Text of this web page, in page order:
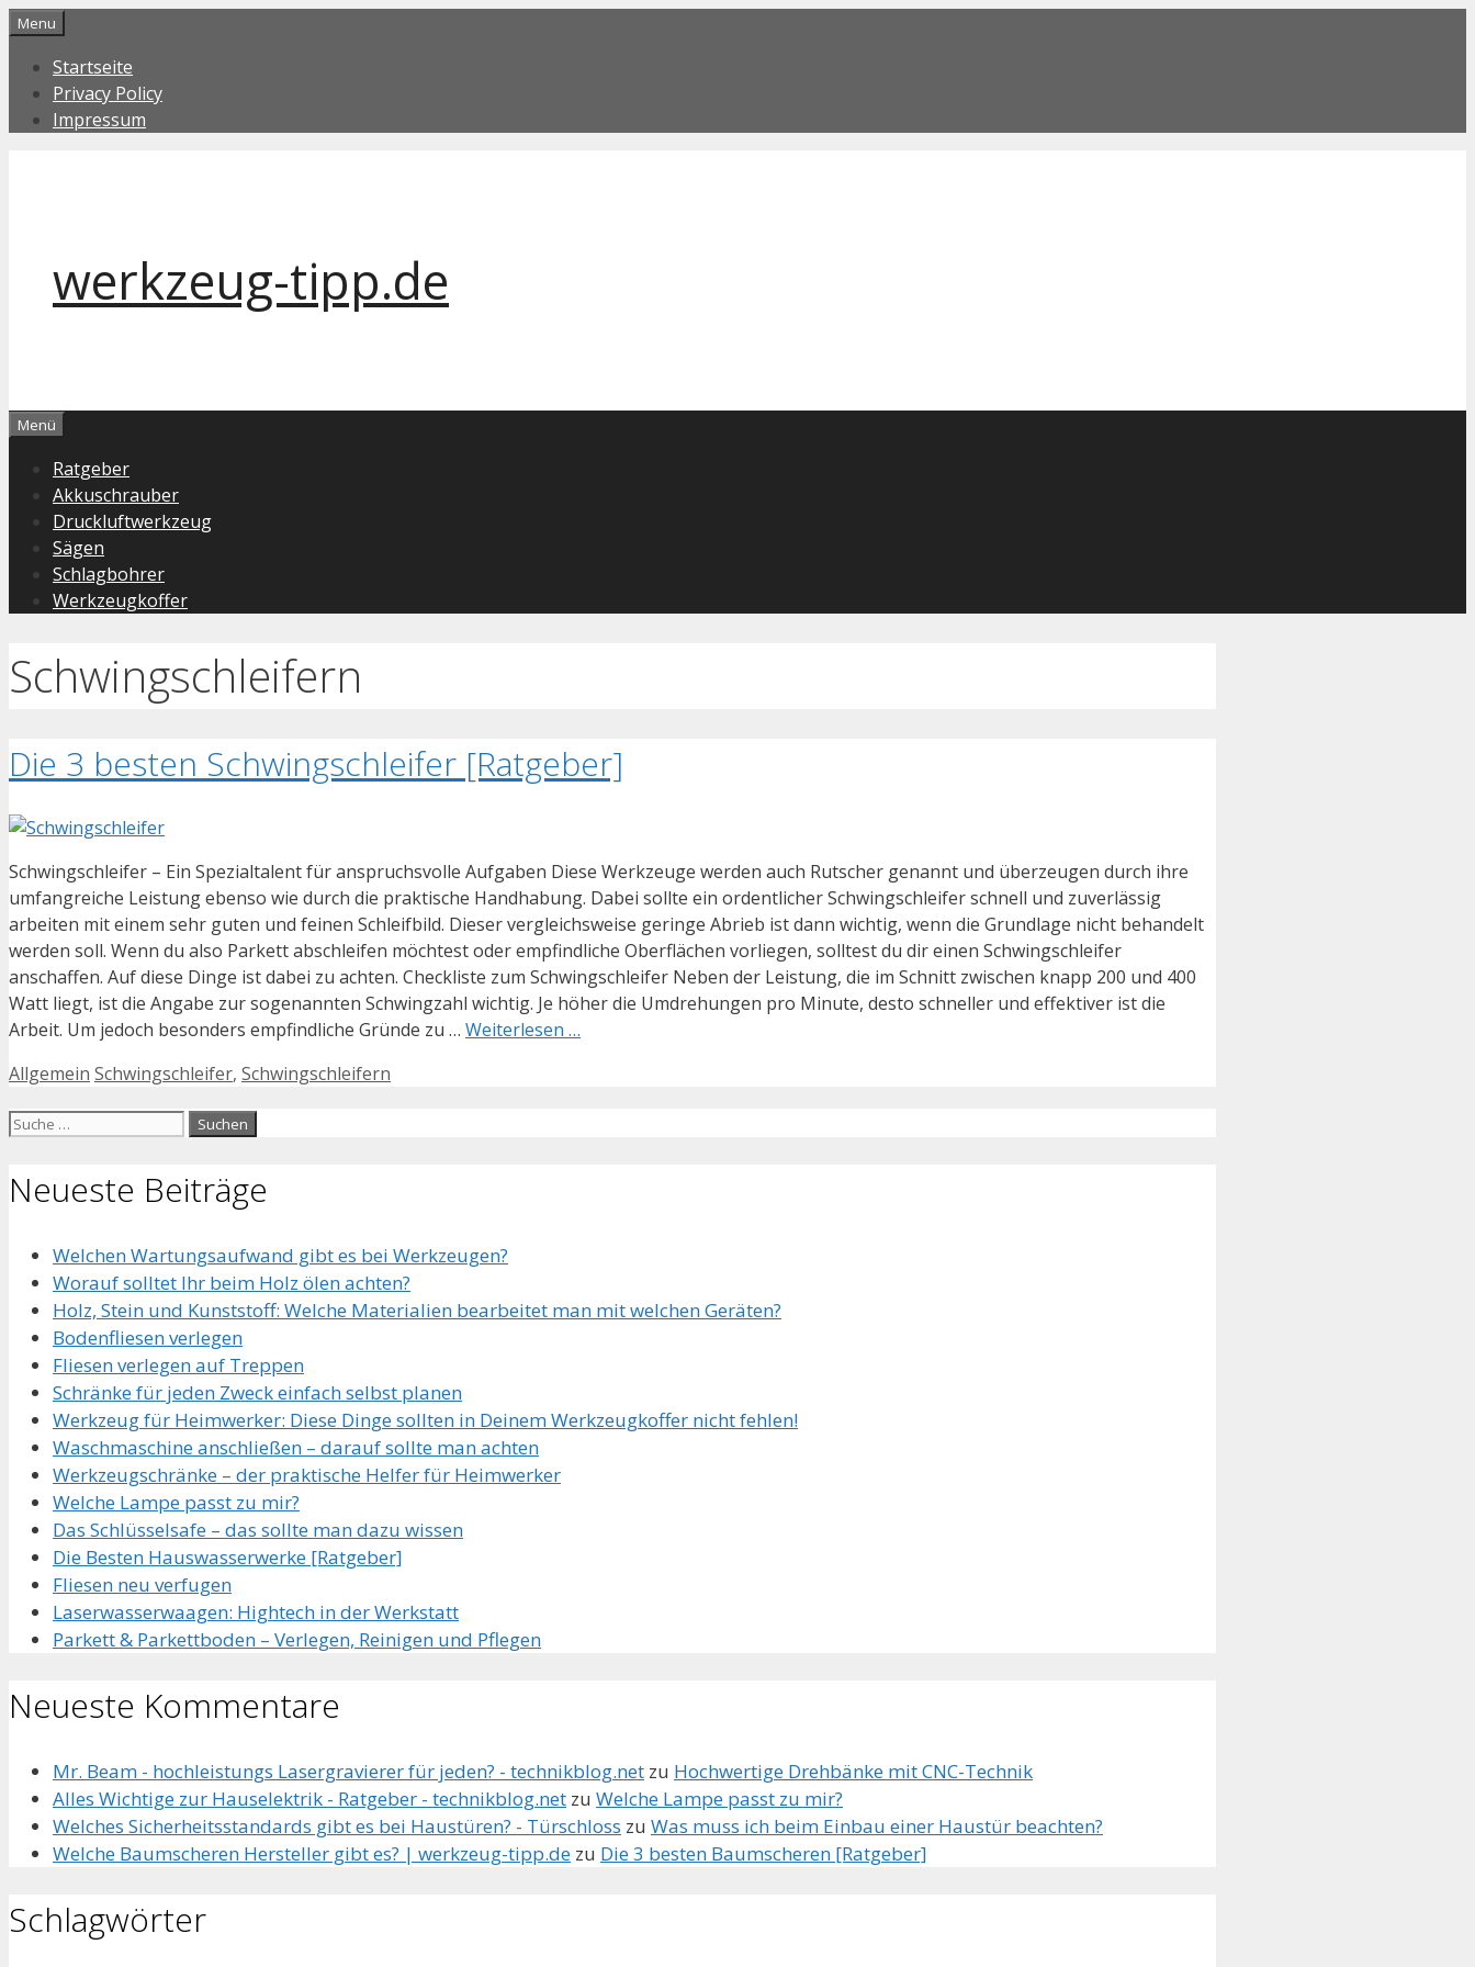
Zum
springen
Menu
Startseite
Privacy Policy
Impressum
werkzeug-tipp.de
Menü
Ratgeber
Akkuschrauber
Druckluftwerkzeug
Sägen
Schlagbohrer
Werkzeugkoffer
Schwingschleifern
Die 3 besten Schwingschleifer [Ratgeber]
Schwingschleifer – Ein Spezialtalent für anspruchsvolle Aufgaben Diese Werkzeuge werden auch Rutscher genannt und überzeugen durch ihre
umfangreiche Leistung ebenso wie durch die praktische Handhabung. Dabei sollte ein ordentlicher Schwingschleifer schnell und zuverlässig
arbeiten mit einem sehr guten und feinen Schleifbild. Dieser vergleichsweise geringe Abrieb ist dann wichtig, wenn die Grundlage nicht behandelt
werden soll. Wenn du also Parkett abschleifen möchtest oder empfindliche Oberflächen vorliegen, solltest du dir einen Schwingschleifer
anschaffen. Auf diese Dinge ist dabei zu achten. Checkliste zum Schwingschleifer Neben der Leistung, die im Schnitt zwischen knapp 200 und 400
Watt liegt, ist die Angabe zur sogenannten Schwingzahl wichtig. Je höher die Umdrehungen pro Minute, desto schneller und effektiver ist die
Arbeit. Um jedoch besonders empfindliche Gründe zu … Weiterlesen …
Kategorien
Allgemein Schlagwörter
Schwingschleifer, Schwingschleifern
Suche
Neueste Beiträge
Welchen Wartungsaufwand gibt es bei Werkzeugen?
Worauf solltet Ihr beim Holz ölen achten?
Holz, Stein und Kunststoff: Welche Materialien bearbeitet man mit welchen Geräten?
Bodenfliesen verlegen
Fliesen verlegen auf Treppen
Schränke für jeden Zweck einfach selbst planen
Werkzeug für Heimwerker: Diese Dinge sollten in Deinem Werkzeugkoffer nicht fehlen!
Waschmaschine anschließen – darauf sollte man achten
Werkzeugschränke – der praktische Helfer für Heimwerker
Welche Lampe passt zu mir?
Das Schlüsselsafe – das sollte man dazu wissen
Die Besten Hauswasserwerke [Ratgeber]
Fliesen neu verfugen
Laserwasserwaagen: Hightech in der Werkstatt
Parkett & Parkettboden – Verlegen, Reinigen und Pflegen
Neueste Kommentare
Mr. Beam - hochleistungs Lasergravierer für jeden? - technikblog.net zu Hochwertige Drehbänke mit CNC-Technik
Alles Wichtige zur Hauselektrik - Ratgeber - technikblog.net zu Welche Lampe passt zu mir?
Welches Sicherheitsstandards gibt es bei Haustüren? - Türschloss zu Was muss ich beim Einbau einer Haustür beachten?
Welche Baumscheren Hersteller gibt es? | werkzeug-tipp.de zu Die 3 besten Baumscheren [Ratgeber]
Schlagwörter